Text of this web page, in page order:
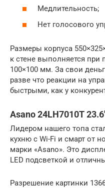
Медлительность;
Нет голосового
Размеры корпуса
к стене выполняется
100×100 мм. За свои
разве что реакции на
быстрыми, как у
Asano 24LH7010T
Лидером нашего топа
кухню с Wi-Fi и смарт от
марки «Asano». Это
LED подсветкой и
Разрешение картинки